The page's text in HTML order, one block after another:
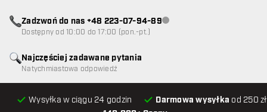
Wysyłka w ciągu 24 godzin Darmowa wysyłka od 250
Najczęściej zadawane pytania
Natychmiastowa odpowiedź
Zadzwoń do nas +48 223-07-94-89Obsługa klienta niedostępna
Dostępny od 10:00 do 17:00 (pon.-pt.)